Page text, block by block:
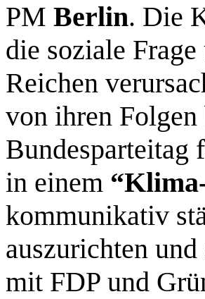
PM Berlin. Die
die soziale
Reichen
von ihren
Bundesparteitag
in einem
kommunikativ
auszurichten
mit FDP und